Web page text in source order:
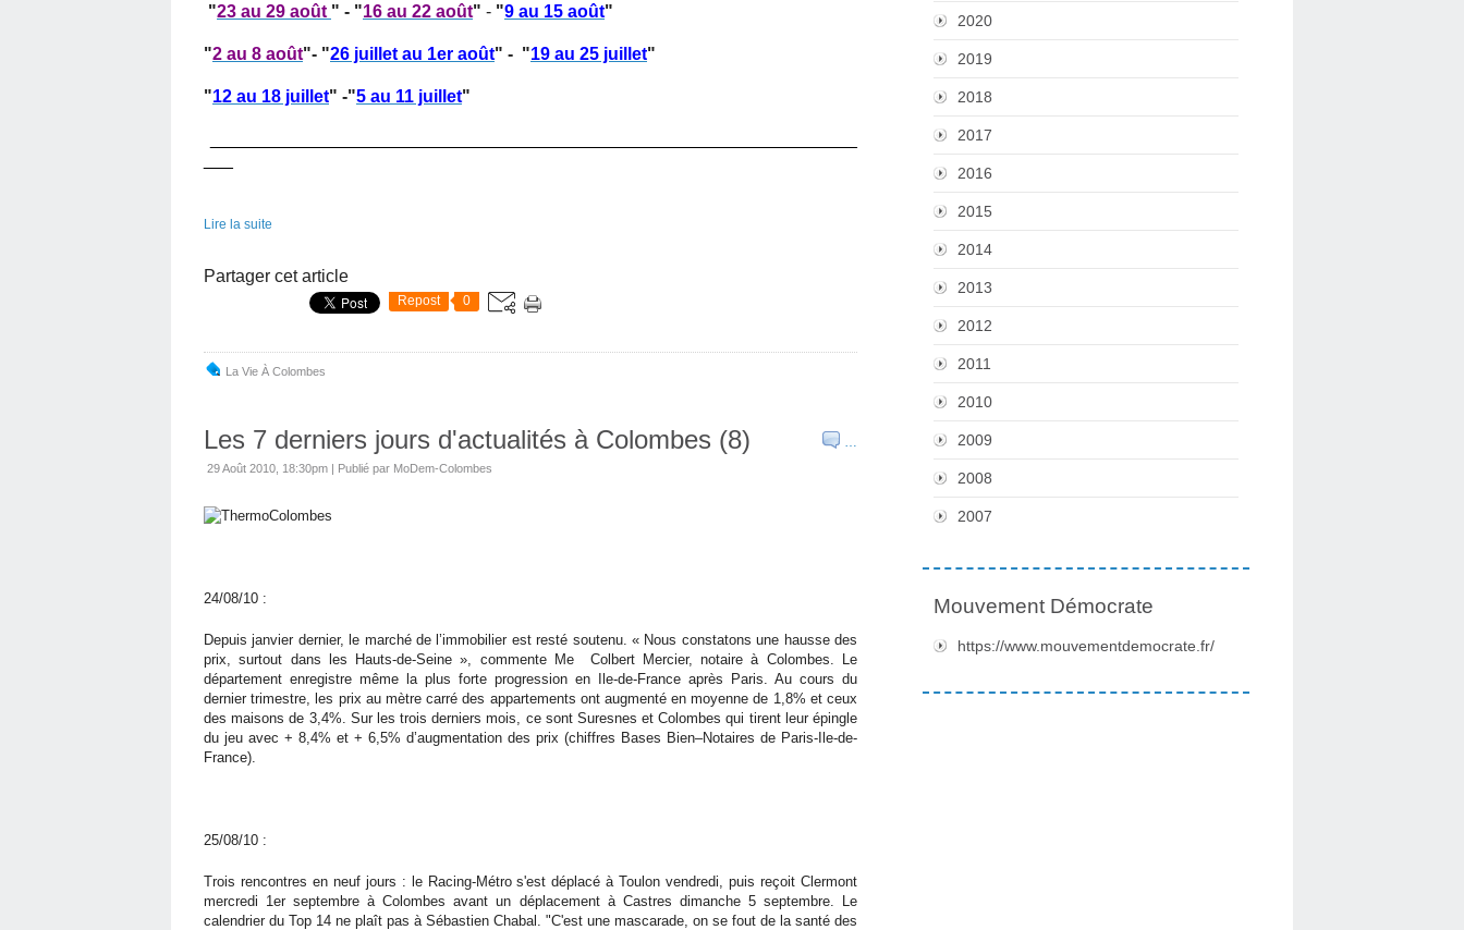
"23 au 29 août " - "16 au 22 août" - "9 au 15 août"
"2 au 8 août"- "26 juillet au 1er août" - "19 au 25 juillet"
"12 au 18 juillet" -"5 au 11 juillet"
Lire la suite
Partager cet article
Repost 0
La Vie À Colombes
…
Les 7 derniers jours d'actualités à Colombes (8)
29 Août 2010, 18:30pm | Publié par MoDem-Colombes
24/08/10 :
Depuis janvier dernier, le marché de l’immobilier est resté soutenu. « Nous constatons une hausse des
prix, surtout dans les Hauts-de-Seine », commente Me Colbert Mercier, notaire à Colombes. Le
département enregistre même la plus forte progression en Ile-de-France après Paris. Au cours du
dernier trimestre, les prix au mètre carré des appartements ont augmenté en moyenne de 1,8% et ceux
des maisons de 3,4%. Sur les trois derniers mois, ce sont Suresnes et Colombes qui tirent leur épingle
du jeu avec + 8,4% et + 6,5% d’augmentation des prix (chiffres Bases Bien–Notaires de Paris-Ile-de-
France).
25/08/10 :
Trois rencontres en neuf jours : le Racing-Métro s'est déplacé à Toulon vendredi, puis reçoit Clermont
mercredi 1er septembre à Colombes avant un déplacement à Castres dimanche 5 septembre. Le
calendrier du Top 14 ne plaît pas à Sébastien Chabal. "C'est une mascarade, on se fout de la santé des
2020
2019
2018
2017
2016
2015
2014
2013
2012
2011
2010
2009
2008
2007
Mouvement Démocrate
https://www.mouvementdemocrate.fr/